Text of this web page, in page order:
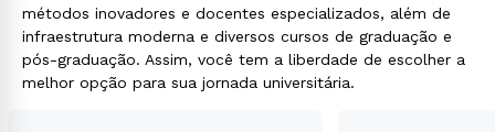
métodos inovadores e docentes especializados, além de
infraestrutura moderna e diversos cursos de graduação e
pós-graduação. Assim, você tem a liberdade de escolher a
melhor opção para sua jornada universitária.